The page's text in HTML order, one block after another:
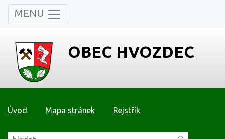
MENU
OBEC HVOZDEC
Úvod Mapa stránek Rejstřík